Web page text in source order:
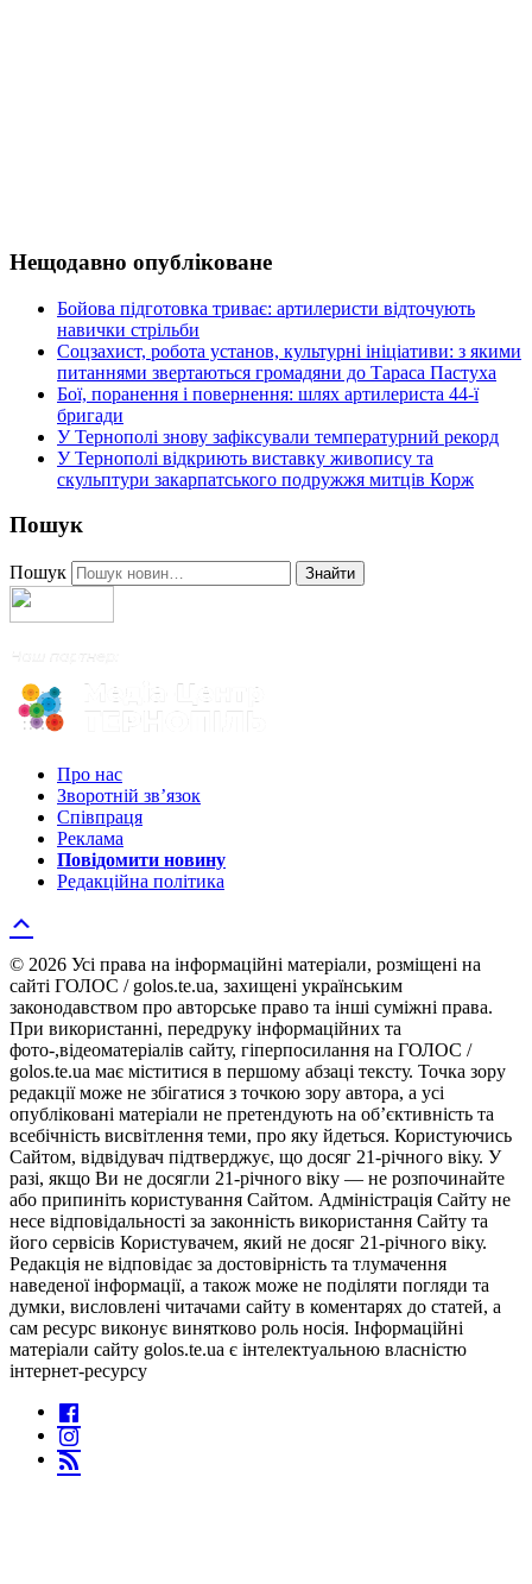
Нещодавно опубліковане
Бойова підготовка триває: артилеристи відточують
навички стрільби
Соцзахист, робота установ, культурні ініціативи: з якими
питаннями звертаються громадяни до Тараса Пастуха
Бої, поранення і повернення: шлях артилериста 44-ї
бригади
У Тернополі знову зафіксували температурний рекорд
У Тернополі відкриють виставку живопису та
скульптури закарпатського подружжя митців Корж
Пошук
Пошук Знайти
Про нас
Зворотній зв’язок
Співпраця
Реклама
Повідомити новину
Редакційна політика
© 2026 Усі права на інформаційні матеріали, розміщені на
сайті ГОЛОС / golos.te.ua, захищені українським
законодавством про авторське право та інші суміжні права.
При використанні, передруку інформаційних та
фото-,відеоматеріалів сайту, гіперпосилання на ГОЛОС /
golos.te.ua має міститися в першому абзаці тексту. Точка зору
редакції може не збігатися з точкою зору автора, а усі
опубліковані матеріали не претендують на об’єктивність та
всебічність висвітлення теми, про яку йдеться. Користуючись
Сайтом, відвідувач підтверджує, що досяг 21-річного віку. У
разі, якщо Ви не досягли 21-річного віку — не розпочинайте
або припиніть користування Сайтом. Адміністрація Сайту не
несе відповідальності за законність використання Сайту та
його сервісів Користувачем, який не досяг 21-річного віку.
Редакція не відповідає за достовірність та тлумачення
наведеної інформації, а також може не поділяти погляди та
думки, висловлені читачами сайту в коментарях до статей, а
сам ресурс виконує винятково роль носія. Інформаційні
матеріали сайту golos.te.ua є інтелектуальною власністю
інтернет-ресурсу